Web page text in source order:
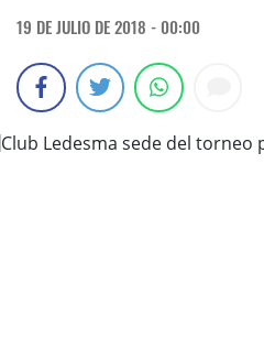
19 DE JULIO DE 2018 - 00:00